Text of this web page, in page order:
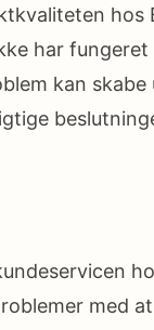
hos
har
kan skabe
med